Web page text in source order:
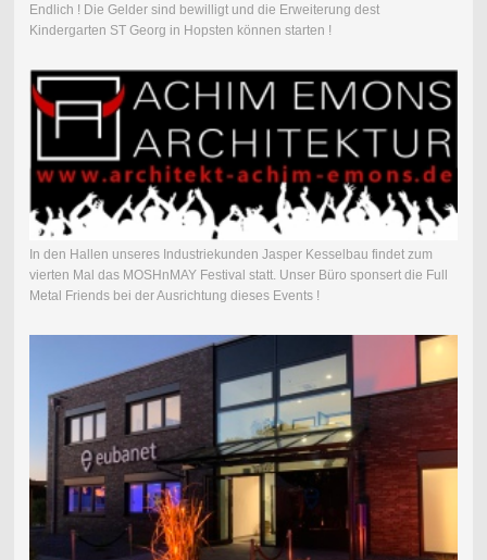
Endlich ! Die Gelder sind bewilligt und die Erweiterung dest
Kindergarten ST Georg in Hopsten können starten !
In den Hallen unseres Industriekunden Jasper Kesselbau findet zum
vierten Mal das MOSHnMAY Festival statt. Unser Büro sponsert die Full
Metal Friends bei der Ausrichtung dieses Events !